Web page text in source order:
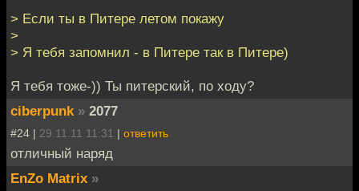
> Если ты в Питере летом покажу
>
> Я тебя запомнил - в Питере так в Питере)
Я тебя тоже-)) Ты питерский, по ходу?
ciberpunk » 2077
#24 | 29.11.11 11:31 | ответить
отличный наряд
EnZo Matrix »